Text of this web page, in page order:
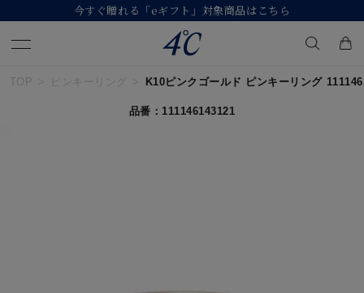
【価格改定のお知らせ 8月17日(月)より 】
キーワードで検索する
TOP ピンキーリング K10ピンクゴールド ピンキーリング
品番：111146143121